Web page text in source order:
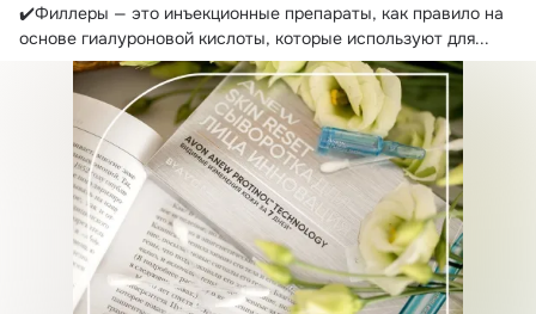
✔️Филлеры — это инъекционные препараты, как правило на
основе гиалуроновой кислоты, которые используют для...